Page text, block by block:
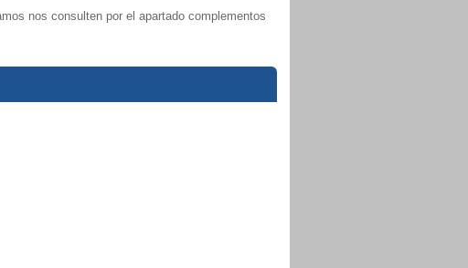
nos consulten por el apartado complementos